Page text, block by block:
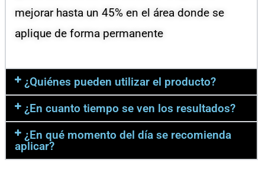
mejorar hasta un 45% en el área donde se
aplique de forma permanente
¿Quiénes pueden utilizar el producto?
¿En cuanto tiempo se ven los resultados?
¿En qué momento del día se recomienda
aplicar?